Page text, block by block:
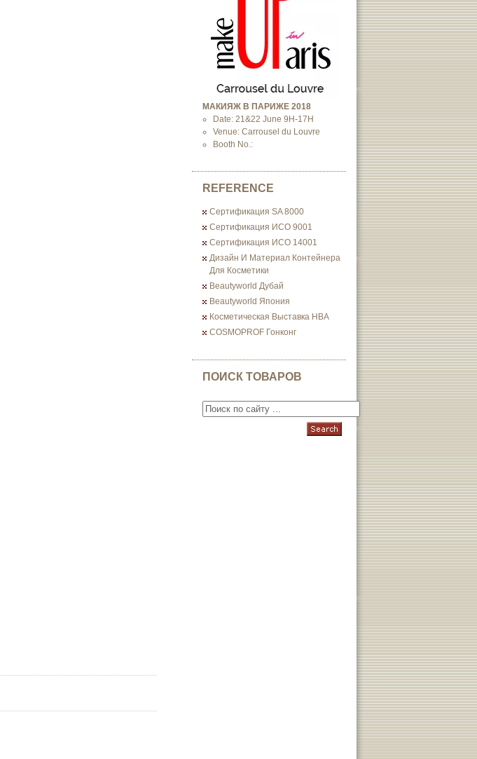
МАКИЯЖ В ПАРИЖЕ 2018
Date: 21&22 June 9H-17H
Venue: Carrousel du Louvre
Booth No.:
REFERENCE
Сертификация SA 8000
Сертификация ИСО 9001
Сертификация ИСО 14001
Дизайн И Материал Контейнера
Для Косметики
Beautyworld Дубай
Beautyworld Япония
Косметическая Выставка HBA
COSMOPROF Гонконг
ПОИСК ТОВАРОВ